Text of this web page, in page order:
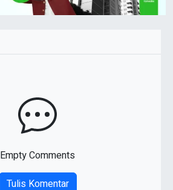
Empty Comments
Tulis Komentar